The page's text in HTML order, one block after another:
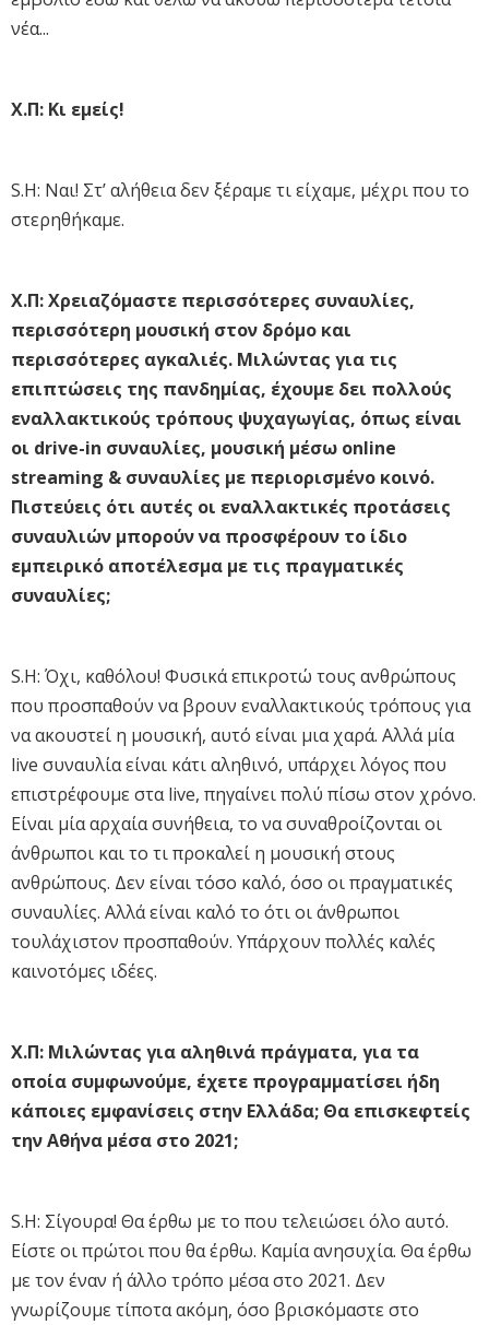
νέα...
Χ.Π: Κι εμείς!
S.H: Ναι! Στ’ αλήθεια δεν ξέραμε τι είχαμε, μέχρι που το
στερηθήκαμε.
Χ.Π: Χρειαζόμαστε περισσότερες συναυλίες,
περισσότερη μουσική στον δρόμο και
περισσότερες αγκαλιές. Μιλώντας για τις
επιπτώσεις της πανδημίας, έχουμε δει πολλούς
εναλλακτικούς τρόπους ψυχαγωγίας, όπως είναι
οι drive-in συναυλίες, μουσική μέσω online
streaming & συναυλίες με περιορισμένο κοινό.
Πιστεύεις ότι αυτές οι εναλλακτικές προτάσεις
συναυλιών μπορούν να προσφέρουν το ίδιο
εμπειρικό αποτέλεσμα με τις πραγματικές
συναυλίες;
S.H: Όχι, καθόλου! Φυσικά επικροτώ τους ανθρώπους
που προσπαθούν να βρουν εναλλακτικούς τρόπους για
να ακουστεί η μουσική, αυτό είναι μια χαρά. Αλλά μία
live συναυλία είναι κάτι αληθινό, υπάρχει λόγος που
επιστρέφουμε στα live, πηγαίνει πολύ πίσω στον χρόνο.
Είναι μία αρχαία συνήθεια, το να συναθροίζονται οι
άνθρωποι και το τι προκαλεί η μουσική στους
ανθρώπους. Δεν είναι τόσο καλό, όσο οι πραγματικές
συναυλίες. Αλλά είναι καλό το ότι οι άνθρωποι
τουλάχιστον προσπαθούν. Υπάρχουν πολλές καλές
καινοτόμες ιδέες.
Χ.Π: Μιλώντας για αληθινά πράγματα, για τα
οποία συμφωνούμε, έχετε προγραμματίσει ήδη
κάποιες εμφανίσεις στην Ελλάδα; Θα επισκεφτείς
την Αθήνα μέσα στο 2021;
S.H: Σίγουρα! Θα έρθω με το που τελειώσει όλο αυτό.
Είστε οι πρώτοι που θα έρθω. Καμία ανησυχία. Θα έρθω
με τον έναν ή άλλο τρόπο μέσα στο 2021. Δεν
γνωρίζουμε τίποτα ακόμη, όσο βρισκόμαστε στο